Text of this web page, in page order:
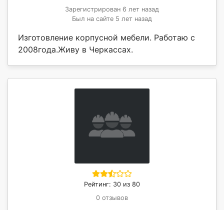
Зарегистрирован 6 лет назад
Был на сайте 5 лет назад
Изготовление корпусной мебели. Работаю с
2008года.Живу в Черкассах.
Рейтинг: 30 из 80
0 отзывов